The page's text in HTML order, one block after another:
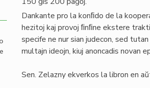
Dankante pro la konﬁdo de la
hezitoj kaj provoj ﬁnﬁne ekstere
specife ne nur sian judecon, sed
multajn ideojn, kiuj anoncadis novan
Sen. Zelazny ekverkos la libron en